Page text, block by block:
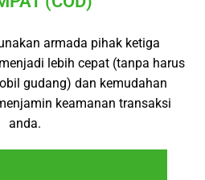
armada pihak ketiga
lebih cepat (tanpa harus
gudang) dan kemudahan
keamanan transaksi
anda.